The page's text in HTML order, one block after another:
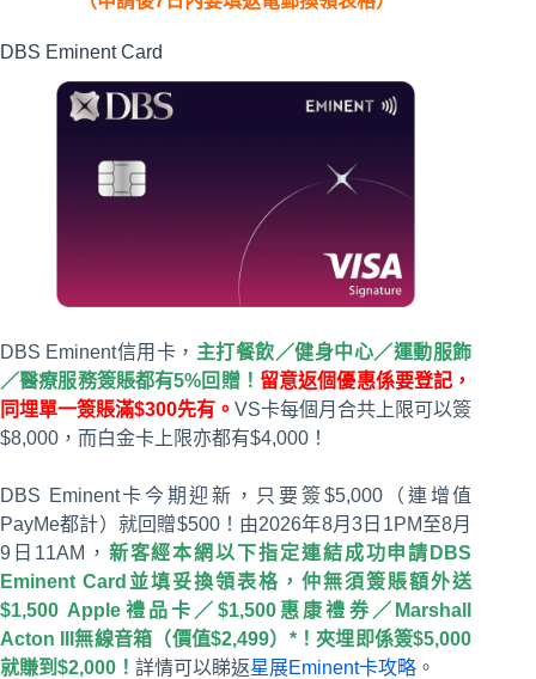
DBS Eminent Card
DBS Eminent信用卡， 主打餐飲／健身中心／運動服飾
／醫療服務簽賬都有5%回贈！ 留意返個優惠係要登記，
同埋單一簽賬滿$300先有。VS卡每個月合共上限可以簽
$8,000，而白金卡上限亦都有$4,000！
DBS Eminent卡今期迎新，只要簽$5,000（連增值
PayMe都計）就回贈$500！由2026年8月3日1PM至8月
9日11AM， 新客經本網以下指定連結成功申請DBS
Eminent Card並填妥換領表格，仲無須簽賬額外送
$1,500 Apple禮品卡／$1,500惠康禮券／Marshall
Acton III無線音箱（價值$2,499）*！夾埋即係簽$5,000
就賺到$2,000！ 詳情可以睇返星展Eminent卡攻略 。